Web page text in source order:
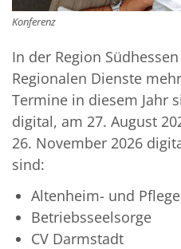
Konferenz
In der Region
Regionalen Dienste
Termine in diesem Jahr
digital, am 27. August
26. November 2026
sind:
Altenheim- und
Betriebsseelsorge
CV Darmstadt